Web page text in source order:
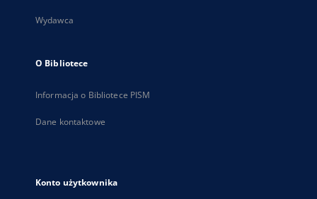
Wydawca
O Bibliotece
Informacja o Bibliotece PISM
Dane kontaktowe
Konto użytkownika